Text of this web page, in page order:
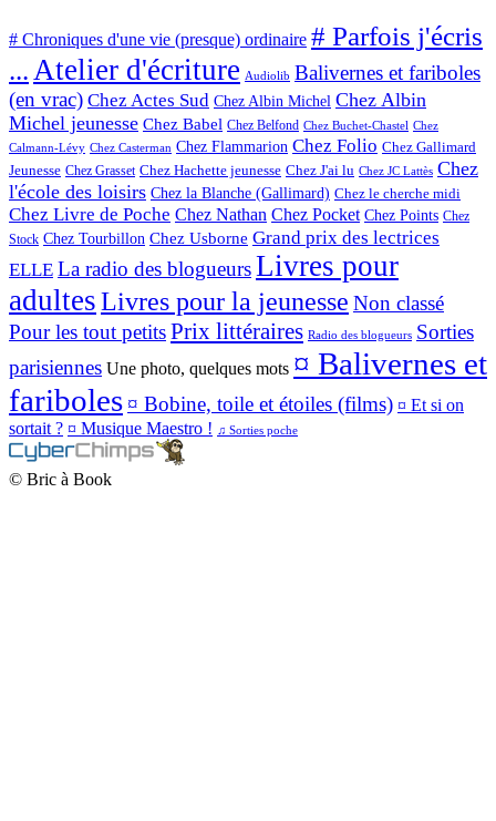
# Chroniques d'une vie (presque) ordinaire # Parfois j'écris
... Atelier d'écriture Audiolib Balivernes et fariboles
(en vrac) Chez Actes Sud Chez Albin Michel Chez Albin
Michel jeunesse Chez Babel Chez Belfond Chez Buchet-Chastel Chez
Calmann-Lévy Chez Casterman Chez Flammarion Chez Folio Chez Gallimard
Jeunesse Chez Grasset Chez Hachette jeunesse Chez J'ai lu Chez JC Lattès Chez
l'école des loisirs Chez la Blanche (Gallimard) Chez le cherche midi
Chez Livre de Poche Chez Nathan Chez Pocket Chez Points Chez
Stock Chez Tourbillon Chez Usborne Grand prix des lectrices
ELLE La radio des blogueursLivres pour
adultesLivres pour la jeunesse Non classé
Pour les tout petitsPrix littéraires Radio des blogueurs Sorties
parisiennes Une photo, quelques mots ¤ Balivernes et
fariboles ¤ Bobine, toile et étoiles (films) ¤ Et si on
sortait ? ¤ Musique Maestro ! ♫ Sorties poche
© Bric à Book